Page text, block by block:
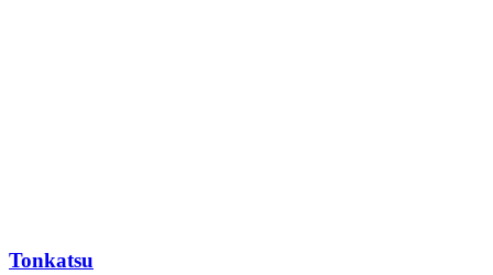
Tonkatsu